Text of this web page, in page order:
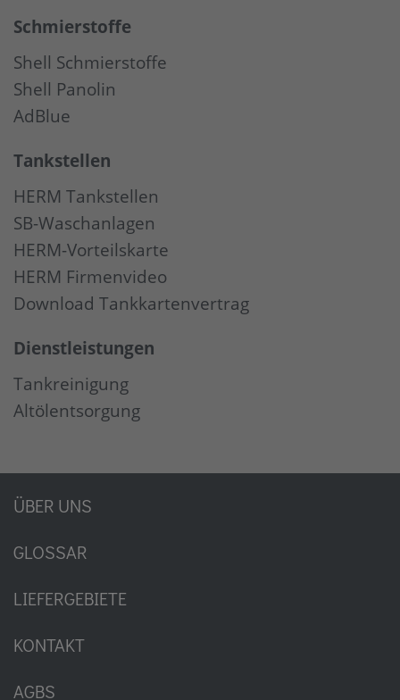
Schmierstoffe
Shell Schmierstoffe
Shell Panolin
AdBlue
Tankstellen
HERM Tankstellen
SB-Waschanlagen
HERM-Vorteilskarte
HERM Firmenvideo
Download Tankkartenvertrag
Dienstleistungen
Tankreinigung
Altölentsorgung
ÜBER UNS
GLOSSAR
LIEFERGEBIETE
KONTAKT
AGBS